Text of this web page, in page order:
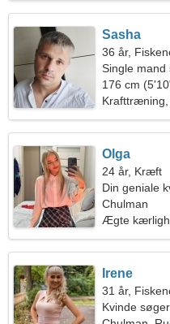
Sasha
36 år,
Single mand
176 cm
Krafttræning,
Olga
24 år, Kræft
Din geniale
Chulman
Ægte
Irene
31 år,
Kvinde